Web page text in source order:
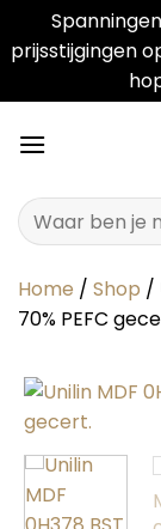
prijsstijgingen
naar
Zoeken
naar:
Home / Shop /
70% PEFC